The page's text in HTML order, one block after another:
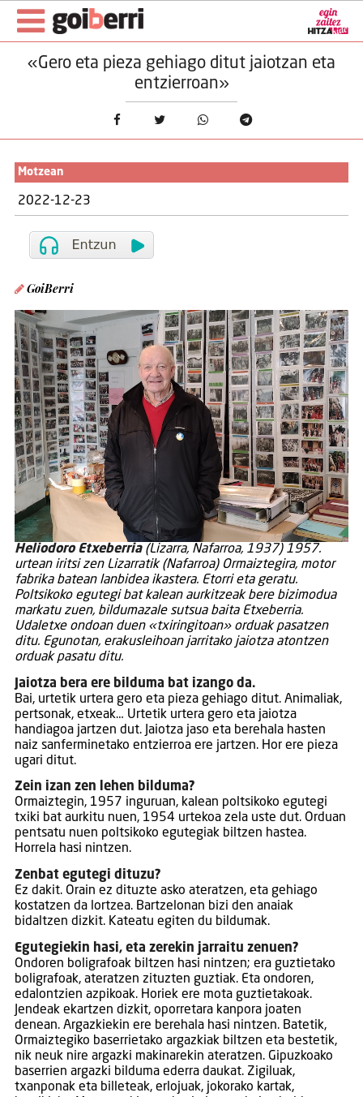
«Gero eta pieza gehiago ditut jaiotzan eta
entzierroan»
Motzean
2022-12-23
GoiBerri
Heliodoro Etxeberria(Lizarra, Nafarroa, 1937) 1957.
urtean iritsi zen Lizarratik (Nafarroa) Ormaiztegira, motor
fabrika batean lanbidea ikastera. Etorri eta geratu.
Poltsikoko egutegi bat kalean aurkitzeak bere bizimodua
markatu zuen, bildumazale sutsua baita Etxeberria.
Udaletxe ondoan duen «txiringitoan» orduak pasatzen
ditu. Egunotan, erakusleihoan jarritako jaiotza atontzen
orduak pasatu ditu.
Jaiotza bera ere bilduma bat izango da.
Bai, urtetik urtera gero eta pieza gehiago ditut. Animaliak,
pertsonak, etxeak… Urtetik urtera gero eta jaiotza
handiagoa jartzen dut. Jaiotza jaso eta berehala hasten
naiz sanferminetako entzierroa ere jartzen. Hor ere pieza
ugari ditut.
Zein izan zen lehen bilduma?
Ormaiztegin, 1957 inguruan, kalean poltsikoko egutegi
txiki bat aurkitu nuen, 1954 urtekoa zela uste dut. Orduan
pentsatu nuen poltsikoko egutegiak biltzen hastea.
Horrela hasi nintzen.
Zenbat egutegi dituzu?
Ez dakit. Orain ez dituzte asko ateratzen, eta gehiago
kostatzen da lortzea. Bartzelonan bizi den anaiak
bidaltzen dizkit. Kateatu egiten du bildumak.
Egutegiekin hasi, eta zerekin jarraitu zenuen?
Ondoren boligrafoak biltzen hasi nintzen; era guztietako
boligrafoak, ateratzen zituzten guztiak. Eta ondoren,
edalontzien azpikoak. Horiek ere mota guztietakoak.
Jendeak ekartzen dizkit, oporretara kanpora joaten
denean. Argazkiekin ere berehala hasi nintzen. Batetik,
Ormaiztegiko baserrietako argazkiak biltzen eta bestetik,
nik neuk nire argazki makinarekin ateratzen. Gipuzkoako
baserrien argazki bilduma ederra daukat. Zigiluak,
txanponak eta billeteak, erlojuak, jokorako kartak,